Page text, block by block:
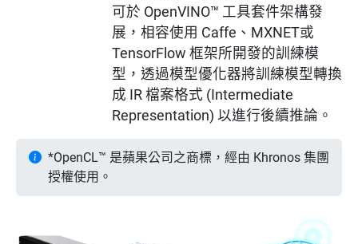
可於 OpenVINO™ 工具套件架構發
展，相容使用 Caffe、MXNET或
TensorFlow 框架所開發的訓練模
型，透過模型優化器將訓練模型轉換
成 IR 檔案格式 (Intermediate
Representation) 以進行後續推論。
*OpenCL™ 是蘋果公司之商標，經由 Khronos 集團
授權使用。